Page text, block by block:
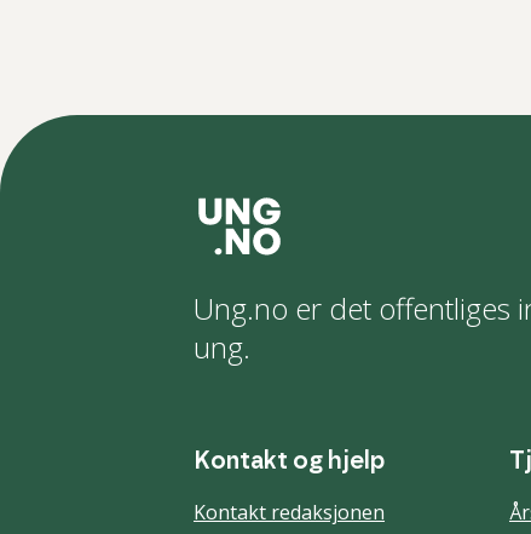
Ung.no er det offentliges
ung.
Kontakt og hjelp
Kontakt redaksjonen